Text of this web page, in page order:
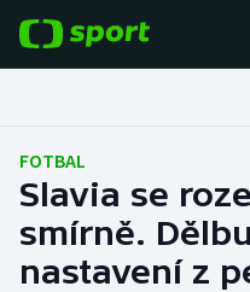
Fotbal
Hokej
Tenis
FOTBAL
Slavia se
smírně.
nastavení z